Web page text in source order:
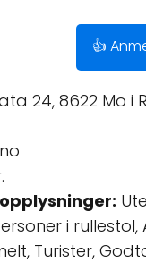
👍
24, 8622 Mo i
i rullestol,
Turister,